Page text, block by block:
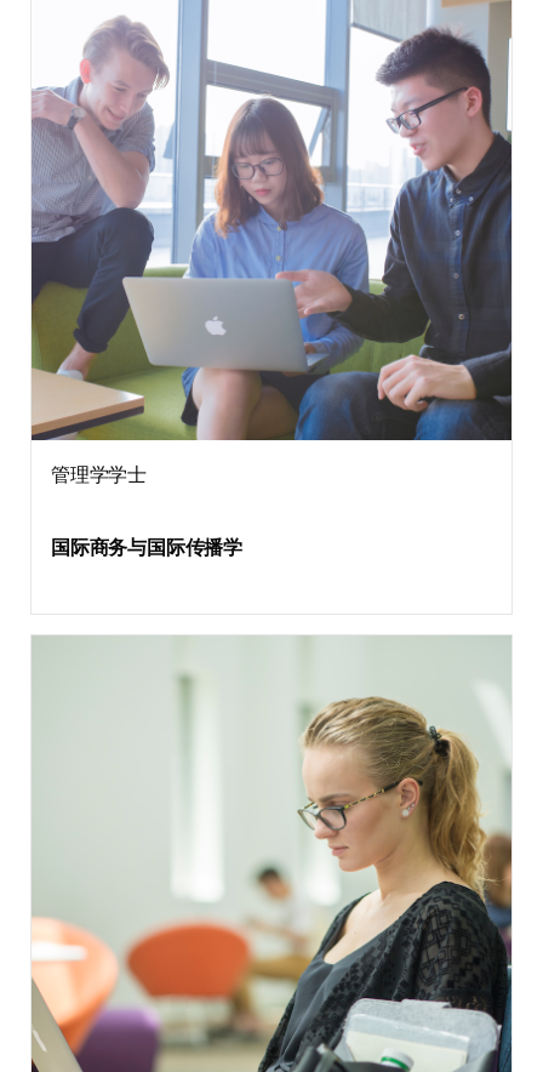
管理学学士
国际商务与国际传播学